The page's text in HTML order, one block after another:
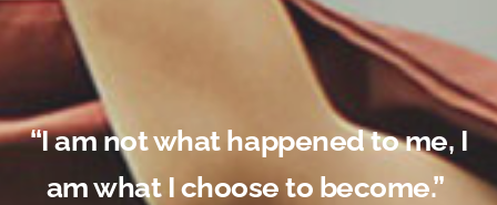
“I am not what happened to me, I
am what I choose to become.”